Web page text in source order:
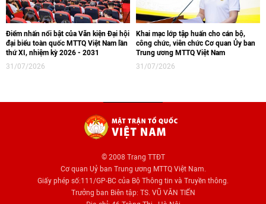
Điểm nhấn nổi bật của Văn kiện Đại hội
đại biểu toàn quốc MTTQ Việt Nam lần
thứ XI, nhiệm kỳ 2026 - 2031
31/07/2026
Khai mạc lớp tập huấn cho cán bộ,
công chức, viên chức Cơ quan Ủy ban
Trung ương MTTQ Việt Nam
31/07/2026
© 2008 Trang TTĐT
Cơ quan Uỷ ban Trung ương MTTQ Việt Nam.
Giấy phép số:111/GP-BC của Bộ Thông tin và Truyền thông.
Trưởng ban Biên tập: TS. VŨ VĂN TIẾN